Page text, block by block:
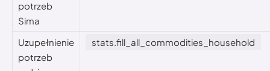
potrzeb
Sima
Uzupełnienie
potrzeb
stats.fill_all_commodities_household